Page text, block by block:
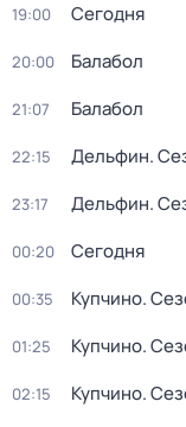
19:00 Сегодня
20:00 Балабол
21:07 Балабол
22:15 Дельфин.
23:17 Дельфин.
00:20 Сегодня
00:35 Купчино.
01:25 Купчино.
02:15 Купчино.